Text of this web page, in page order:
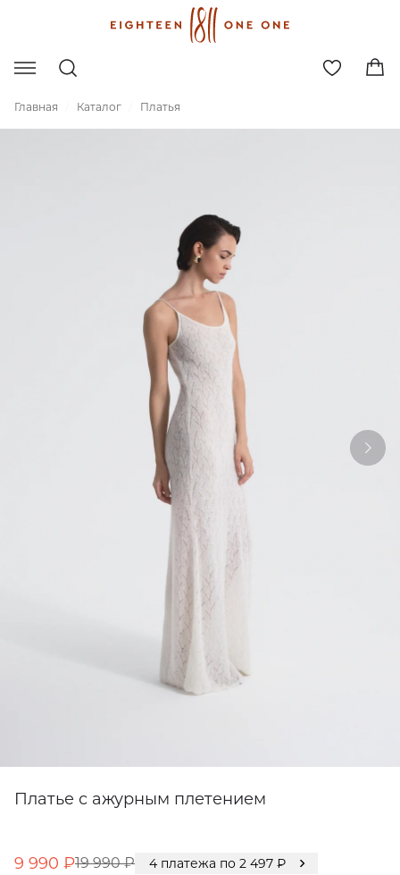
Главная Каталог Платья
Платье с ажурным плетением
9 990 ₽19 990 ₽ 4 платежа по 2 497 ₽